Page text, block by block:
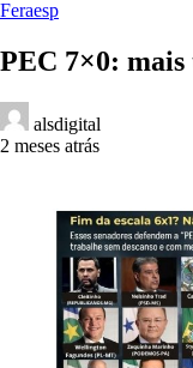
Feraesp
PEC 7×0:
alsdigital
2 meses atrás